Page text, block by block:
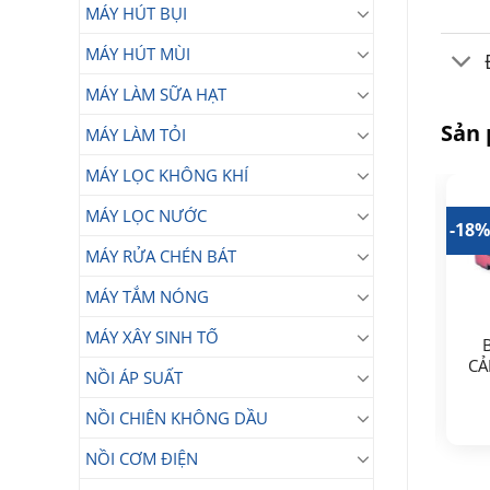
MÁY HÚT BỤI
MÁY HÚT MÙI
MÁY LÀM SỮA HẠT
MÁY LÀM TỎI
MÁY LỌC KHÔNG KHÍ
MÁY LỌC NƯỚC
MÁY RỬA CHÉN BÁT
MÁY TẮM NÓNG
MÁY XÂY SINH TỐ
NỒI ÁP SUẤT
NỒI CHIÊN KHÔNG DẦU
NỒI CƠM ĐIỆN
-18%
SHD6803
1.390.000₫
Giá
tại
990.000
990.000₫.
749.000